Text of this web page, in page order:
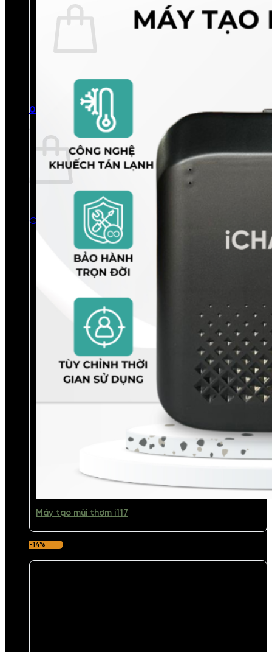
Quay trở lại cửa hàng
0
Giỏ hàng
Chưa có sản phẩm trong giỏ hàng.
Quay trở lại cửa hàng
Máy tạo mùi thơm i117
-14%